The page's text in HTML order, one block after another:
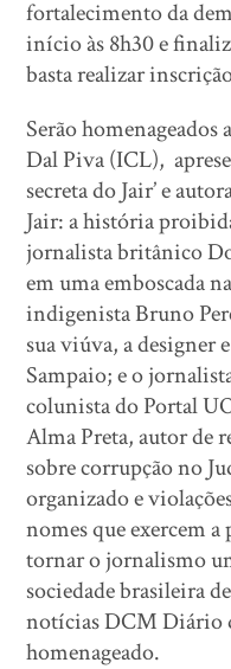
fortalecimento da
início às 8h30 e
basta realizar
Serão
Dal Piva (ICL),
secreta do Jair’ e
Jair: a história
jornalista britânico
em uma emboscada
indigenista Bruno
sua viúva, a designer
Sampaio; e o
colunista do Portal
Alma Preta, autor de
sobre corrupção no
organizado e
nomes que exercem
tornar o jornalismo
sociedade brasileira
notícias DCM Diário
homenageado.